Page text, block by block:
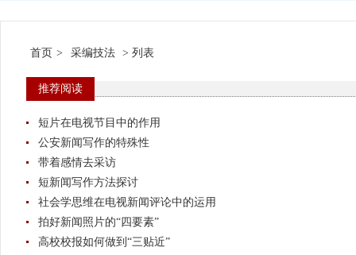
首页 > 采编技法 > 列表
推荐阅读
短片在电视节目中的作用
公安新闻写作的特殊性
带着感情去采访
短新闻写作方法探讨
社会学思维在电视新闻评论中的运用
拍好新闻照片的“四要素”
高校校报如何做到“三贴近”